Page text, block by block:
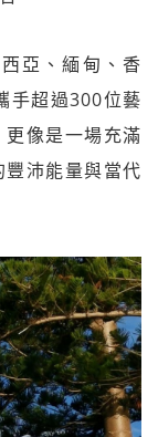
亞、緬甸、香
手超過300位藝
像是一場充滿
沛能量與當代